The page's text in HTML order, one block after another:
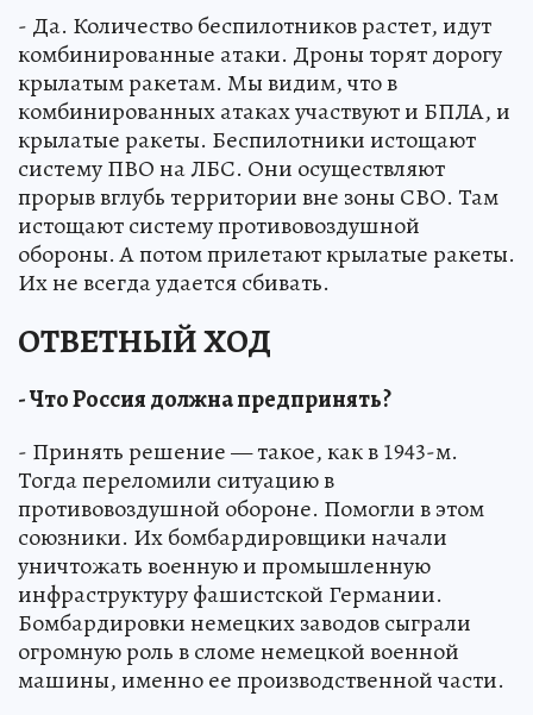
- Да. Количество беспилотников растет, идут
комбинированные атаки. Дроны торят дорогу
крылатым ракетам. Мы видим, что в
комбинированных атаках участвуют и БПЛА, и
крылатые ракеты. Беспилотники истощают
систему ПВО на ЛБС. Они осуществляют
прорыв вглубь территории вне зоны СВО. Там
истощают систему противовоздушной
обороны. А потом прилетают крылатые ракеты.
Их не всегда удается сбивать.
ОТВЕТНЫЙ ХОД
- Что Россия должна предпринять?
- Принять решение — такое, как в 1943-м.
Тогда переломили ситуацию в
противовоздушной обороне. Помогли в этом
союзники. Их бомбардировщики начали
уничтожать военную и промышленную
инфраструктуру фашистской Германии.
Бомбардировки немецких заводов сыграли
огромную роль в сломе немецкой военной
машины, именно ее производственной части.